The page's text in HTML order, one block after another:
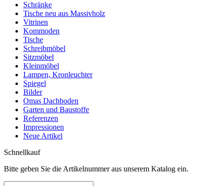
Schränke
Tische neu aus Massivholz
Vitrinen
Kommoden
Tische
Schreibmöbel
Sitzmöbel
Kleinmöbel
Lampen, Kronleuchter
Spiegel
Bilder
Omas Dachboden
Garten und Baustoffe
Referenzen
Impressionen
Neue Artikel
Schnellkauf
Bitte geben Sie die Artikelnummer aus unserem Katalog ein.